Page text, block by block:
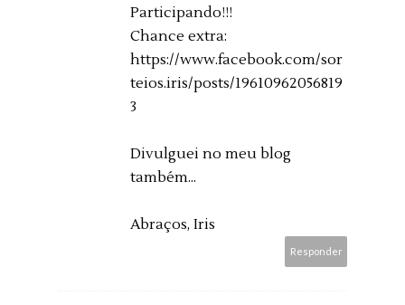
Participando!!!
Chance extra:
https://www.facebook.com/sor
teios.iris/posts/19610962056819
3
Divulguei no meu blog
também...
Abraços, Iris
Responder